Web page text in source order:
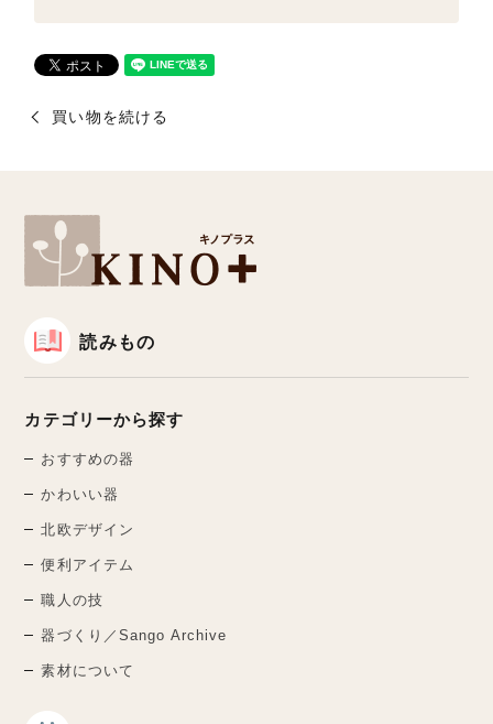
買い物を続ける
読みもの
カテゴリーから探す
おすすめの器
かわいい器
北欧デザイン
便利アイテム
職人の技
器づくり／Sango Archive
素材について